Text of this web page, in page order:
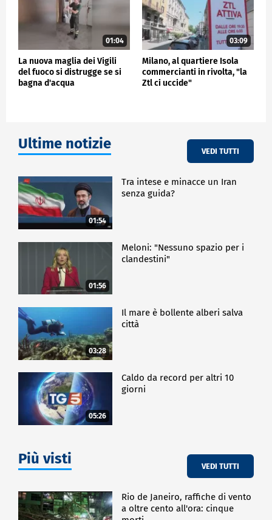
01:04
La nuova maglia dei Vigili
del fuoco si distrugge se si
bagna d'acqua
03:09
Milano, al quartiere Isola
commercianti in rivolta, "la
Ztl ci uccide"
Ultime notizie VEDI TUTTI
01:54
Tra intese e minacce un Iran
senza guida?
01:56
Meloni: "Nessuno spazio per i
clandestini"
03:28
Il mare è bollente alberi salva
città
05:26
Caldo da record per altri 10
giorni
Più visti VEDI TUTTI
Rio de Janeiro, raffiche di vento
a oltre cento all'ora: cinque